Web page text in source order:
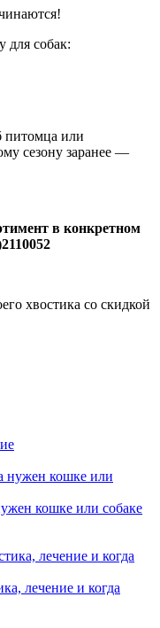
для собак:
питомца или
сезону заранее —
в конкретном
хвостика со скидкой
кошке или собаке
лечение и когда